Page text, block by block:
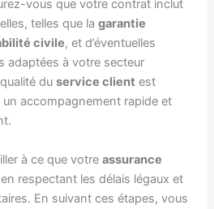
vous que votre contrat inclut
telles que lagarantie
civile, et d’éventuelles
adaptées à votre secteur
qualité duservice client est
accompagnement rapide et
à ce que votreassurance
respectant les délais légaux et
En suivant ces étapes, vous